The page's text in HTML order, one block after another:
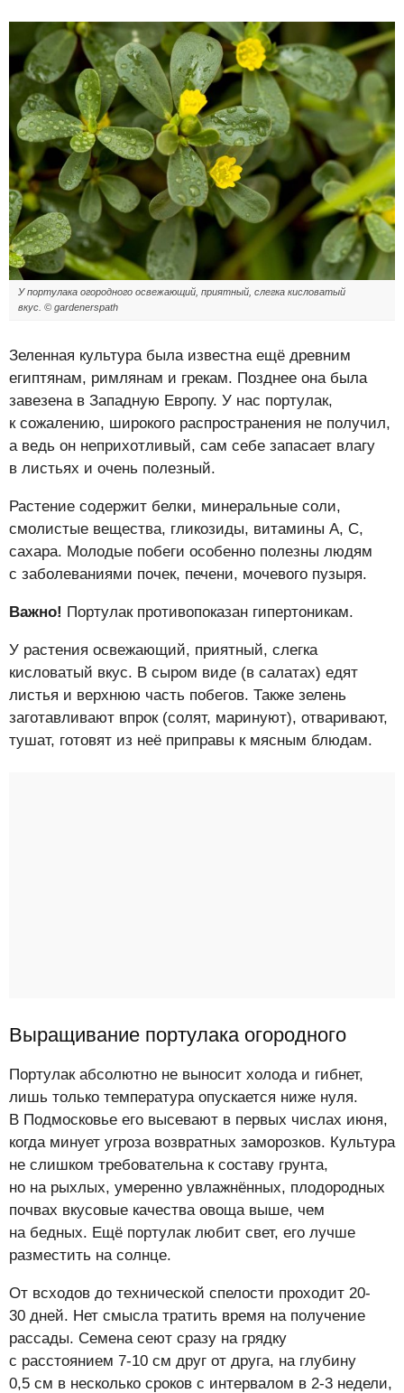
У портулака огородного освежающий, приятный, слегка кисловатый
вкус. © gardenerspath
Зеленная культура была известна ещё древним
египтянам, римлянам и грекам. Позднее она была
завезена в Западную Европу. У нас портулак,
к сожалению, широкого распространения не получил,
а ведь он неприхотливый, сам себе запасает влагу
в листьях и очень полезный.
Растение содержит белки, минеральные соли,
смолистые вещества, гликозиды, витамины A, C,
сахара. Молодые побеги особенно полезны людям
с заболеваниями почек, печени, мочевого пузыря.
Важно! Портулак противопоказан гипертоникам.
У растения освежающий, приятный, слегка
кисловатый вкус. В сыром виде (в салатах) едят
листья и верхнюю часть побегов. Также зелень
заготавливают впрок (солят, маринуют), отваривают,
тушат, готовят из неё приправы к мясным блюдам.
Выращивание портулака огородного
Портулак абсолютно не выносит холода и гибнет,
лишь только температура опускается ниже нуля.
В Подмосковье его высевают в первых числах июня,
когда минует угроза возвратных заморозков. Культура
не слишком требовательна к составу грунта,
но на рыхлых, умеренно увлажнённых, плодородных
почвах вкусовые качества овоща выше, чем
на бедных. Ещё портулак любит свет, его лучше
разместить на солнце.
От всходов до технической спелости проходит 20-
30 дней. Нет смысла тратить время на получение
рассады. Семена сеют сразу на грядку
с расстоянием 7-10 см друг от друга, на глубину
0,5 см в несколько сроков с интервалом в 2-3 недели,